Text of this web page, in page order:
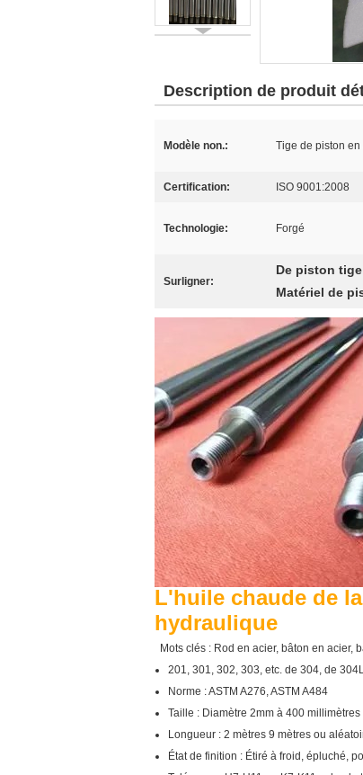
Description de produit
Modèle non.: Tige de piston
Certification: ISO 9001:2008
Technologie: Forgé
Surligner:
De piston
Matériel de
L'huile chaude de
hydraulique
Mots clés : Rod en acier, bâton en acier,
201, 301, 302, 303, etc. de 304, de
Norme : ASTM A276, ASTM A484
Taille : Diamètre 2mm à 400
Longueur : 2 mètres 9 mètres ou
État de finition : Étiré à froid, épluché,